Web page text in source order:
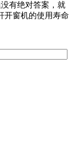
有绝对答案，就
开窗机的使用寿命